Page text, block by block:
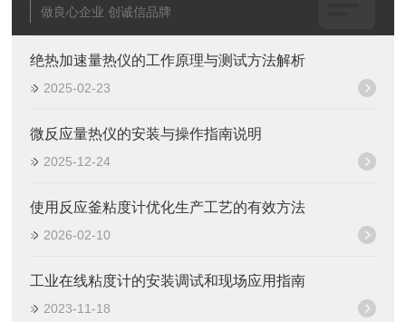
做良心企业 创诚信品牌
绝热加速量热仪的工作原理与测试方法解析
2025-02-23
微反应量热仪的安装与操作指南说明
2025-12-24
使用反应釜粘度计优化生产工艺的有效方法
2026-02-10
工业在线粘度计的安装调试和现场应用指南
2023-11-18